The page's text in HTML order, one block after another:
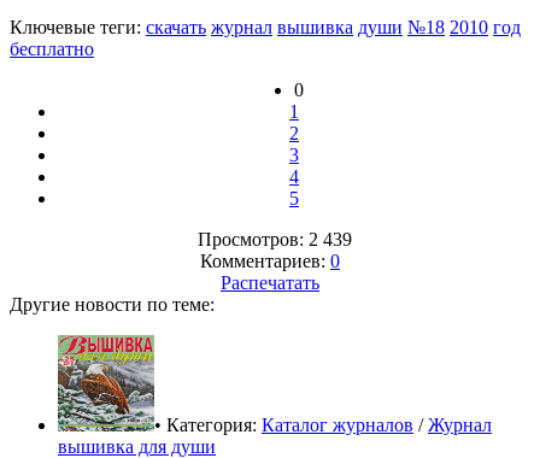
Ключевые теги: скачать журнал вышивка души №18 2010 год
бесплатно
0
1
2
3
4
5
Просмотров: 2 439
Комментариев: 0
Распечатать
Другие новости по теме:
• Категория: Каталог журналов /Журнал
вышивка для души